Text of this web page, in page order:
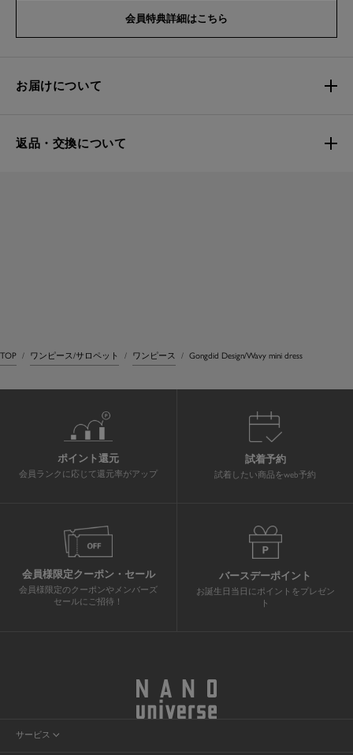
会員特典詳細はこちら
お届けについて
返品・交換について
TOP ワンピース/サロペット ワンピース Gongdid Design/Wavy mini dress
ポイント還元
会員ランクに応じて還元率がアップ
試着予約
試着したい商品をweb予約
会員様限定クーポン・セール
会員様限定のクーポンやメンバーズ
セールにご招待！
バースデーポイント
お誕生日当日にポイントをプレゼン
ト
サービス